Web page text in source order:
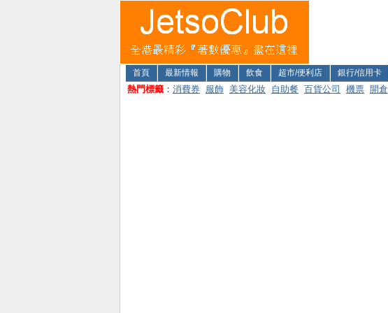
首頁 最新情報 購物 飲食 超市/便利店 銀行/信用卡
熱門標籤 ： 消費券 服飾 美容化妝 自助餐 百貨公司 機票 開倉